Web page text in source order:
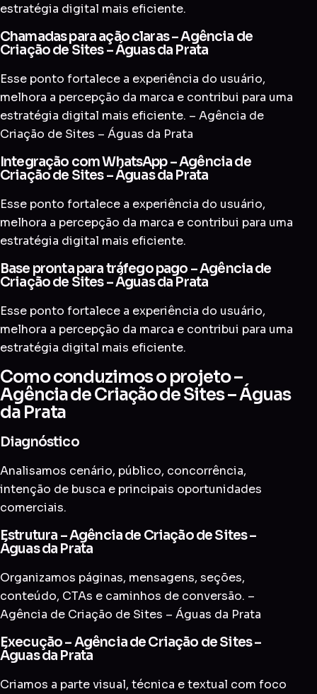
estratégia digital mais eficiente.
Chamadas para ação claras – Agência de
Criação de Sites – Águas da Prata
Esse ponto fortalece a experiência do usuário,
melhora a percepção da marca e contribui para uma
estratégia digital mais eficiente. – Agência de
Criação de Sites – Águas da Prata
Integração com WhatsApp – Agência de
Criação de Sites – Águas da Prata
Esse ponto fortalece a experiência do usuário,
melhora a percepção da marca e contribui para uma
estratégia digital mais eficiente.
Base pronta para tráfego pago – Agência de
Criação de Sites – Águas da Prata
Esse ponto fortalece a experiência do usuário,
melhora a percepção da marca e contribui para uma
estratégia digital mais eficiente.
Como conduzimos o projeto –
Agência de Criação de Sites – Águas
da Prata
Diagnóstico
Analisamos cenário, público, concorrência,
intenção de busca e principais oportunidades
comerciais.
Estrutura – Agência de Criação de Sites –
Águas da Prata
Organizamos páginas, mensagens, seções,
conteúdo, CTAs e caminhos de conversão. –
Agência de Criação de Sites – Águas da Prata
Execução – Agência de Criação de Sites –
Águas da Prata
Criamos a parte visual, técnica e textual com foco